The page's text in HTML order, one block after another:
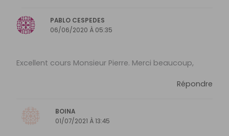
PABLO CESPEDES
06/06/2020 À 05:35
Excellent cours Monsieur Pierre. Merci beaucoup,
Répondre
BOINA
01/07/2021 À 13:45